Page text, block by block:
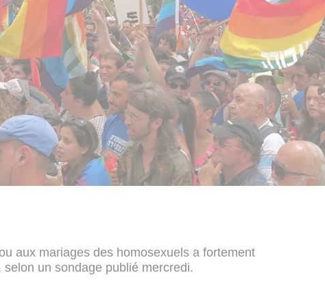
aux mariages des homosexuels a fortement
un sondage publié mercredi.